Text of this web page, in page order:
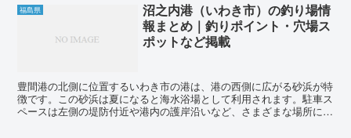
福島県
沼之内港（いわき市）の釣り場情
報まとめ｜釣りポイント・穴場ス
ポットなど掲載
豊間港の北側に位置するいわき市の港は、港の西側に広がる砂浜が特
徴です。この砂浜は夏になると海水浴場として利用されます。駐車ス
ペースは左側の堤防付近や港内の護岸沿いなど、さまざまな場所にあ